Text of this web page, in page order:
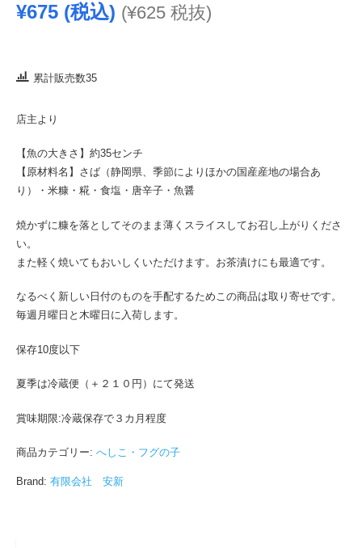
¥675 (税込) (¥625 税抜)
累計販売数35
店主より
【魚の大きさ】約35センチ
【原材料名】さば（静岡県、季節によりほかの国産産地の場合あ
り）・米糠・糀・食塩・唐辛子・魚醤
焼かずに糠を落としてそのまま薄くスライスしてお召し上がりくださ
い。
また軽く焼いてもおいしくいただけます。お茶漬けにも最適です。
なるべく新しい日付のものを手配するためこの商品は取り寄せです。
毎週月曜日と木曜日に入荷します。
保存10度以下
夏季は冷蔵便（＋２１０円）にて発送
賞味期限:冷蔵保存で３カ月程度
商品カテゴリー: へしこ・フグの子
Brand: 有限会社 安新